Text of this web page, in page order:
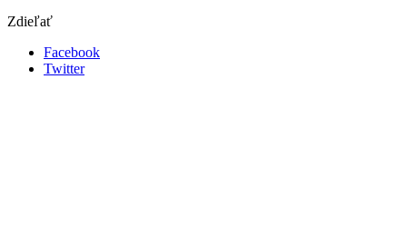
Zdieľať
Facebook
Twitter